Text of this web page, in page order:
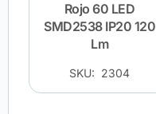
Rojo 60 LED
SMD2538 IP20 120
Lm
SKU: 2304